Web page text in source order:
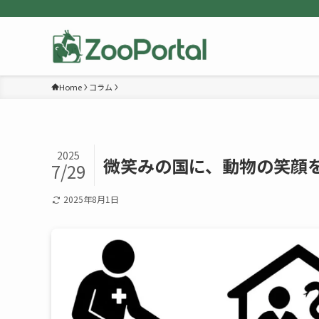
Home コラム
微笑みの国に、動物の笑
2025
7/29
2025年8月1日